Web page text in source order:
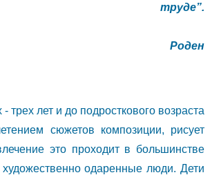
труде”.
Роден
лет и до подросткового возраста
сюжетов композиции, рисует
это проходит в большинстве
одаренные люди. Дети